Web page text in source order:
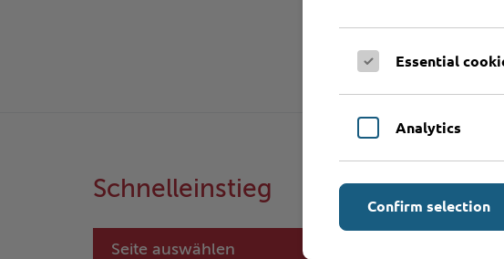
Schnelleinstieg
Seite auswählen
Essential
Analytics
Confirm selection